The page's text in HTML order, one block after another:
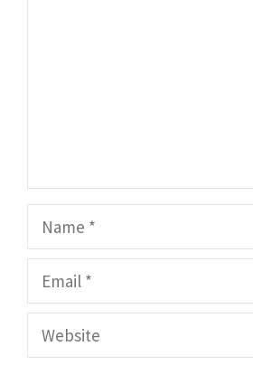
Name
Email
Website